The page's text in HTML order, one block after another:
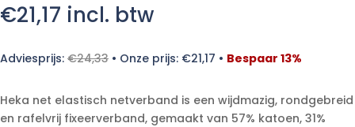
€21,17 incl. btw
Adviesprijs: €24,33 • Onze prijs: €21,17 • Bespaar 13%
Heka net elastisch netverband is een wijdmazig, rondgebreid
en rafelvrij fixeerverband, gemaakt van 57% katoen, 31%